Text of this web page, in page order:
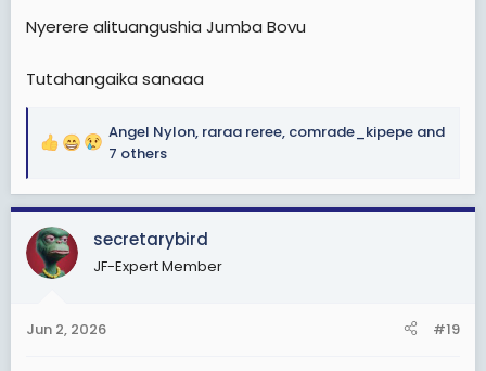
Nyerere alituangushia Jumba Bovu
Tutahangaika sanaaa
R
a
c
t
i
o
s
Angel Nylon, raraa reree, comrade_kipepe and
7 others
secretarybird
JF-Expert Member
Jun 2, 2026 #19